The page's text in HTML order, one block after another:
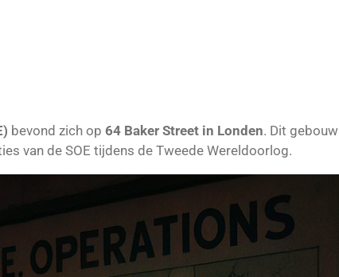
bevond zich op 64 Baker Street in Londen. Dit gebouw
van de SOE tijdens de Tweede Wereldoorlog.